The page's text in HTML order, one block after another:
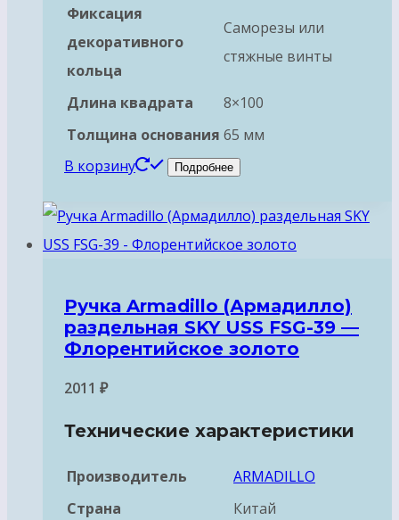
Фиксация
декоративного
кольца
Саморезы или
стяжные винты
Длина квадрата
8×100
Толщина основания 65 мм
В корзину
Подробнее
Ручка Armadillo (Армадилло)
раздельная SKY USS FSG-39 —
Флорентийское золото
2011 ₽
Технические характеристики
Производитель
ARMADILLO
Страна
Китай